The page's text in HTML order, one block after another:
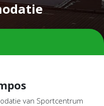
van Sportcentrum